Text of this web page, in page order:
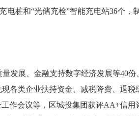
电桩和“光储充检”智能充电站36个，
发展、金融支持数字经济发展等40份
各类企业扶持资金、减税降费、退税
工作会议等， 区城投集团获评AA+信用